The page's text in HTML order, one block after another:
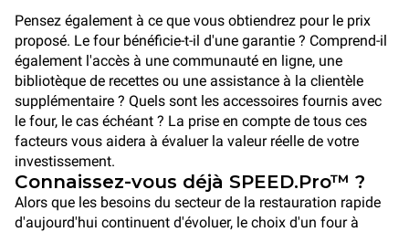
Pensez également à ce que vous obtiendrez pour le prix
proposé. Le four bénéficie-t-il d'une garantie ? Comprend-il
également l'accès à une communauté en ligne, une
bibliotèque de recettes ou une assistance à la clientèle
supplémentaire ? Quels sont les accessoires fournis avec
le four, le cas échéant ? La prise en compte de tous ces
facteurs vous aidera à évaluer la valeur réelle de votre
investissement.
Connaissez-vous déjà SPEED.Pro™ ?
Alors que les besoins du secteur de la restauration rapide
d'aujourd'hui continuent d'évoluer, le choix d'un four à